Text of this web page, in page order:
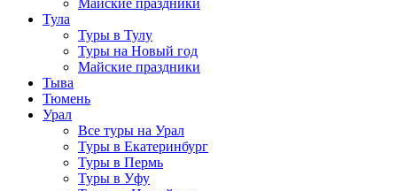
Тула
Туры в Тулу
Туры на Новый год
Майские праздники
Тыва
Тюмень
Урал
Все туры на Урал
Туры в Екатеринбург
Туры в Пермь
Туры в Уфу